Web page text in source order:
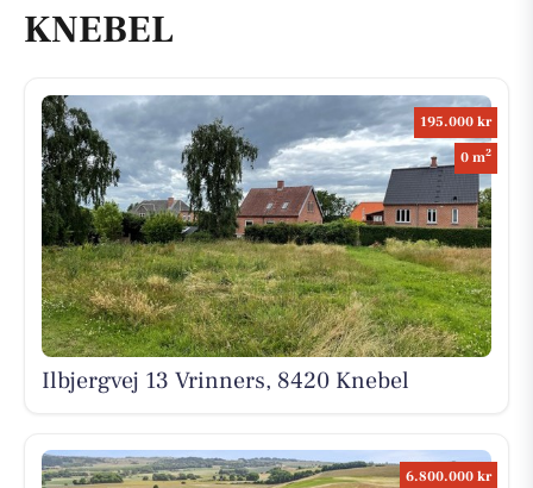
KNEBEL
195.000 kr
0 m2
Ilbjergvej 13 Vrinners, 8420 Knebel
6.800.000 kr